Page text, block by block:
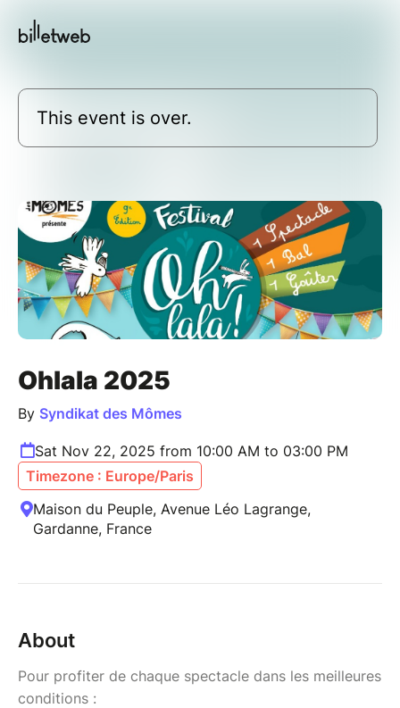
This event is over.
Ohlala 2025
By Syndikat des Mômes
Sat Nov 22, 2025 from 10:00 AM to 03:00 PM
Timezone : Europe/Paris
Maison du Peuple, Avenue Léo Lagrange,
Gardanne, France
About
Pour profiter de chaque spectacle dans les meilleures
conditions :